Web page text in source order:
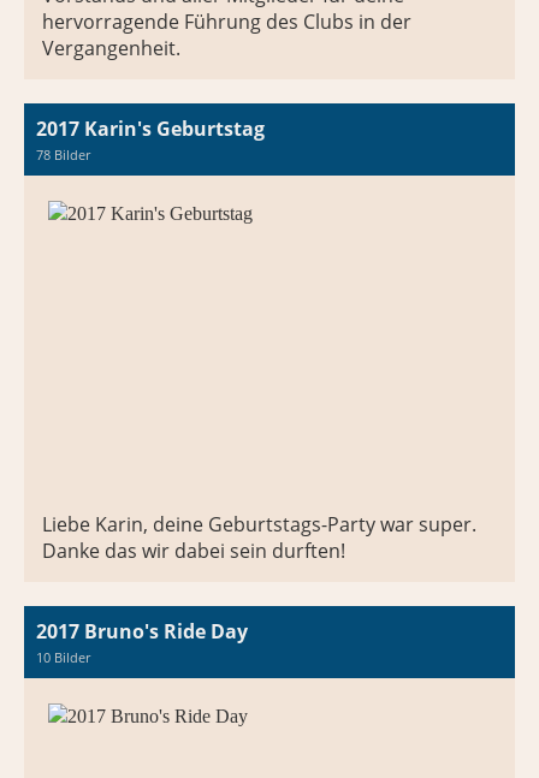
hervorragende Führung des Clubs in der
Vergangenheit.
2017 Karin's Geburtstag
78 Bilder
Liebe Karin, deine Geburtstags-Party war super.
Danke das wir dabei sein durften!
2017 Bruno's Ride Day
10 Bilder